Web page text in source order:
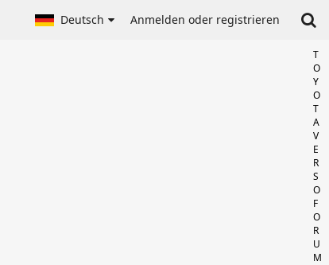
Deutsch Anmelden oder registrieren
T
O
Y
O
T
A
V
E
R
S
O
F
O
R
U
M